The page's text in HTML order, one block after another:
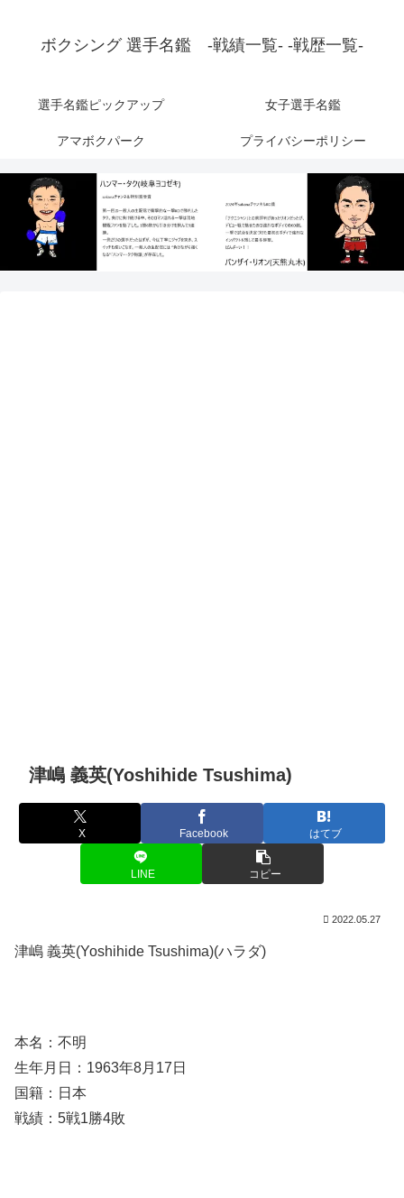
ボクシング 選手名鑑 -戦績一覧- -戦歴一覧-
選手名鑑ピックアップ 女子選手名鑑
アマボクパーク プライバシーポリシー
津嶋 義英(Yoshihide Tsushima)
X Facebook はてブ
LINE コピー
2022.05.27
津嶋 義英(Yoshihide Tsushima)(ハラダ)
本名：不明
生年月日：1963年8月17日
国籍：日本
戦績：5戦1勝4敗